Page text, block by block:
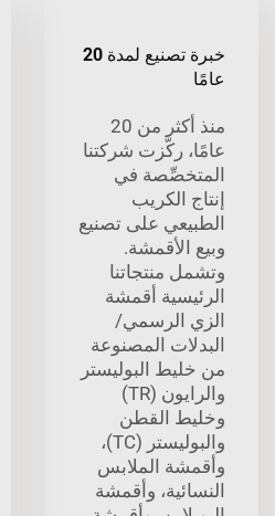
خبرة تصنيع لمدة 20
عامًا
منذ أكثر من 20
عامًا، ركَّزت شركتنا
المتخصِّصة في
إنتاج الكريب
الطبيعي على تصنيع
وبيع الأقمشة.
وتشمل منتجاتنا
الرئيسية أقمشة
الزي الرسمي/
البدلات المصنوعة
من خليط البوليستر
والرايون (TR)
وخليط القطن
والبوليستر (TC)،
وأقمشة الملابس
النسائية، وأقمشة